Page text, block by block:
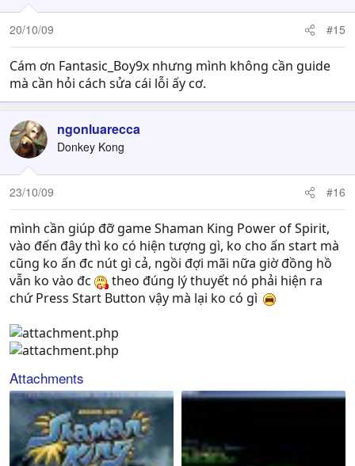
20/10/09 #15
Cám ơn Fantasic_Boy9x nhưng mình không cần guide
mà cần hỏi cách sửa cái lỗi ấy cơ.
ngonluarecca
Donkey Kong
23/10/09 #16
mình cần giúp đỡ game Shaman King Power of Spirit,
vào đến đây thì ko có hiện tượng gì, ko cho ấn start mà
cũng ko ấn đc nút gì cả, ngồi đợi mãi nữa giờ đồng hồ
vẫn ko vào đc
theo đúng lý thuyết nó phải hiện ra
chứ Press Start Button vậy mà lại ko có gì
Attachments